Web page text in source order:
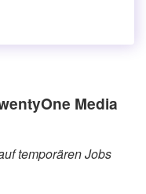
Media
temporären Jobs